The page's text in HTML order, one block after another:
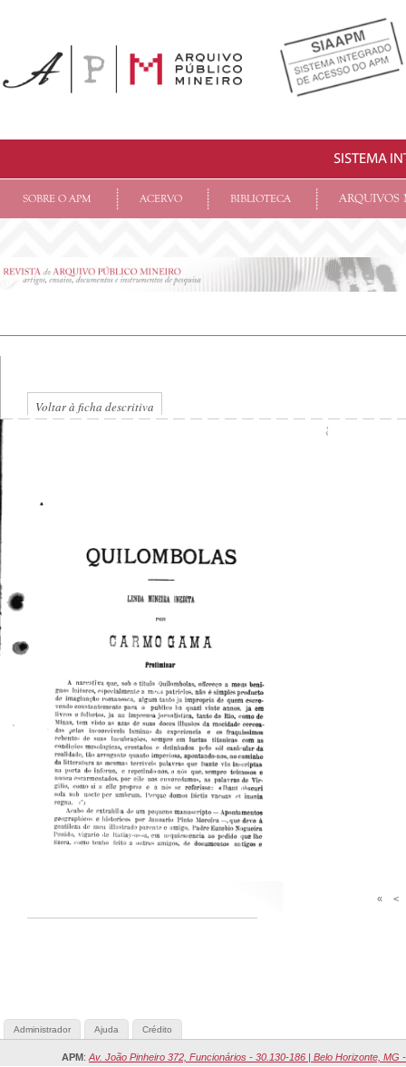
SISTEMA
SOBRE O APM ACERVO BIBLIOTECA ARQUIVOS
Voltar à ficha descritiva
« <
Administrador Ajuda Crédito
APM: Av. João Pinheiro 372, Funcionários - 30.130-186 | Belo Horizonte, MG